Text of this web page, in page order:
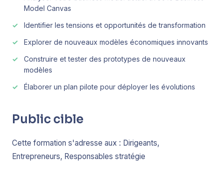
Model Canvas
Identifier les tensions et opportunités de transformation
Explorer de nouveaux modèles économiques innovants
Construire et tester des prototypes de nouveaux
modèles
Élaborer un plan pilote pour déployer les évolutions
Public cible
Cette formation s'adresse aux : Dirigeants,
Entrepreneurs, Responsables stratégie